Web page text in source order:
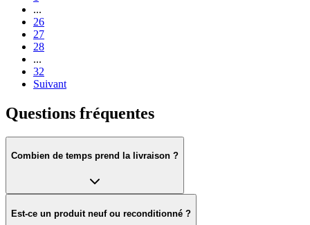
...
26
27
28
...
32
Suivant
Questions fréquentes
Combien de temps prend la livraison ?
Est-ce un produit neuf ou reconditionné ?